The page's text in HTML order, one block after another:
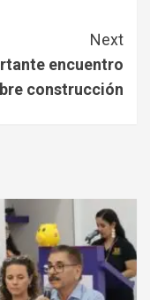
Next
encuentro
construcción